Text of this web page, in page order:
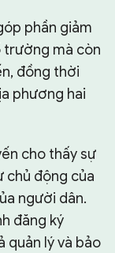
phần giảm
trường mà còn
đồng thời
phương hai
cho thấy sự
chủ động của
người dân.
đăng ký
quản lý và bảo